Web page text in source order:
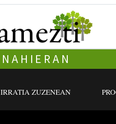
NAHIERAN
IRRATIA ZUZENEAN